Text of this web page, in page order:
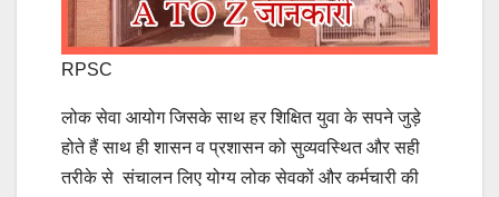
RPSC
लोक सेवा आयोग जिसके साथ हर शिक्षित युवा के सपने जुड़े
होते हैं साथ ही शासन व प्रशासन को सुव्यवस्थित और सही
तरीके से संचालन लिए योग्य लोक सेवकों और कर्मचारी की